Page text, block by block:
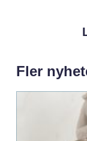
Fler